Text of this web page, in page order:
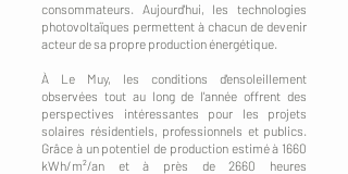
consommateurs. Aujourd'hui, les technologies
photovoltaïques permettent à chacun de devenir
acteur de sa propre production énergétique.
À Le Muy, les conditions d'ensoleillement
observées tout au long de l'année offrent des
perspectives intéressantes pour les projets
solaires résidentiels, professionnels et publics.
Grâce à un potentiel de production estimé à 1660
kWh/m²/an et à près de 2660 heures